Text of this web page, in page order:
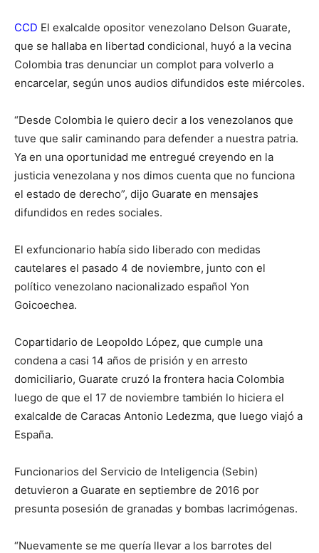
CCD El exalcalde opositor venezolano Delson Guarate,
que se hallaba en libertad condicional, huyó a la vecina
Colombia tras denunciar un complot para volverlo a
encarcelar, según unos audios difundidos este miércoles.
“Desde Colombia le quiero decir a los venezolanos que
tuve que salir caminando para defender a nuestra patria.
Ya en una oportunidad me entregué creyendo en la
justicia venezolana y nos dimos cuenta que no funciona
el estado de derecho”, dijo Guarate en mensajes
difundidos en redes sociales.
El exfuncionario había sido liberado con medidas
cautelares el pasado 4 de noviembre, junto con el
político venezolano nacionalizado español Yon
Goicoechea.
Copartidario de Leopoldo López, que cumple una
condena a casi 14 años de prisión y en arresto
domiciliario, Guarate cruzó la frontera hacia Colombia
luego de que el 17 de noviembre también lo hiciera el
exalcalde de Caracas Antonio Ledezma, que luego viajó a
España.
Funcionarios del Servicio de Inteligencia (Sebin)
detuvieron a Guarate en septiembre de 2016 por
presunta posesión de granadas y bombas lacrimógenas.
“Nuevamente se me quería llevar a los barrotes del